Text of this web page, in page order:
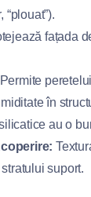
fațada
Permite
în
au o
suport.